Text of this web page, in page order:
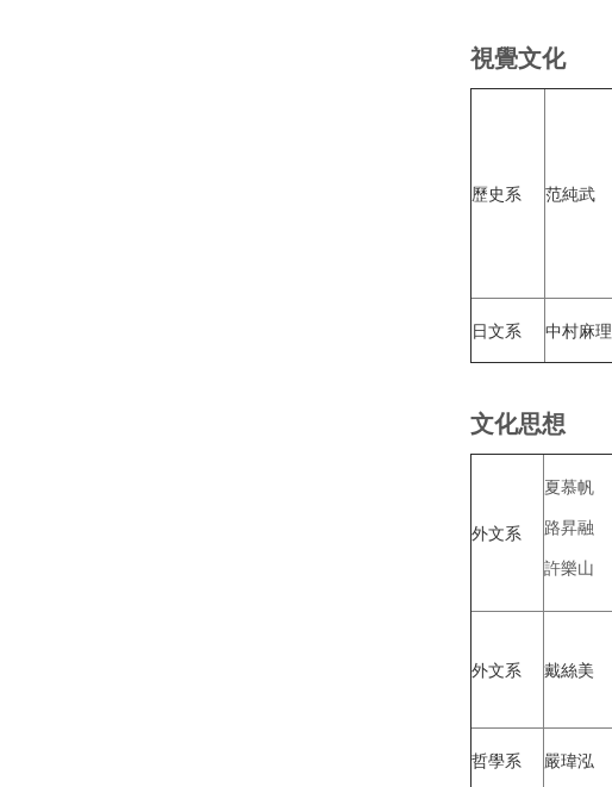
視覺文化
歷史系 范純武
日文系 中村麻理
文化思想
外文系
夏慕帆
路昇融
許樂山
外文系 戴絲美
哲學系 嚴瑋泓